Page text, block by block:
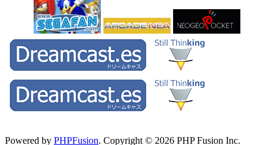
Powered by PHPFusion. Copyright © 2026 PHP Fusion Inc.